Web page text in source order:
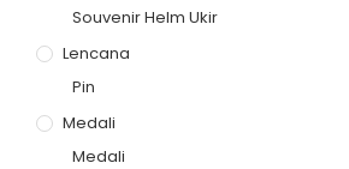
Souvenir Helm Ukir
Lencana
Pin
Medali
Medali